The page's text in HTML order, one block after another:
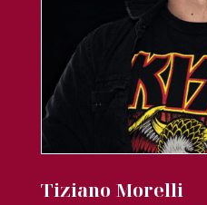
Tiziano Morelli